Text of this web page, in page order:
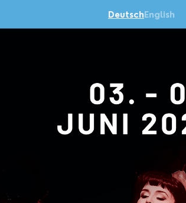
DeutschEnglish